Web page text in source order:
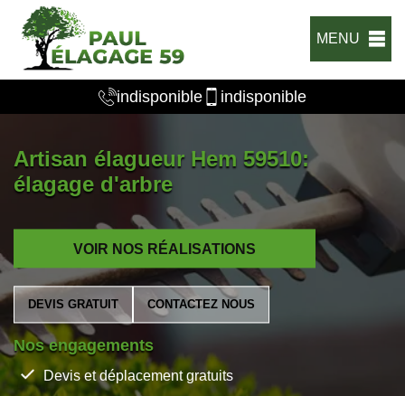
MENU
indisponible indisponible
Artisan élagueur Hem 59510:
élagage d'arbre
VOIR NOS RÉALISATIONS
DEVIS GRATUIT CONTACTEZ NOUS
Nos engagements
Devis et déplacement gratuits